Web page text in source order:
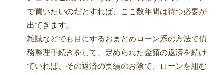
で買いたいのだとすれば、ここ数年間は待つ必要が
出てきます。
雑誌などでも目にするおまとめローン系の方法で債
務整理手続きをして、定められた金額の返済を続け
ていれば、その返済の実績のお陰で、ローンを組む